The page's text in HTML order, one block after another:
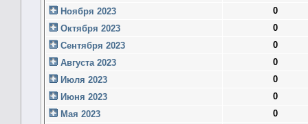
Ноября 2023
0
Октября 2023
0
Сентября 2023
0
Августа 2023
0
Июля 2023
0
Июня 2023
0
Мая 2023
0